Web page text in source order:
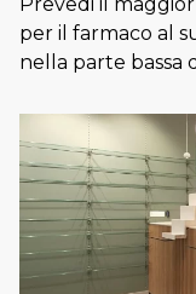
per il farmaco al
nella parte bassa